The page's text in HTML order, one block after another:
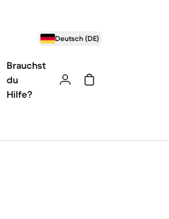
Deutsch (DE)
Brauchst
du
Hilfe?